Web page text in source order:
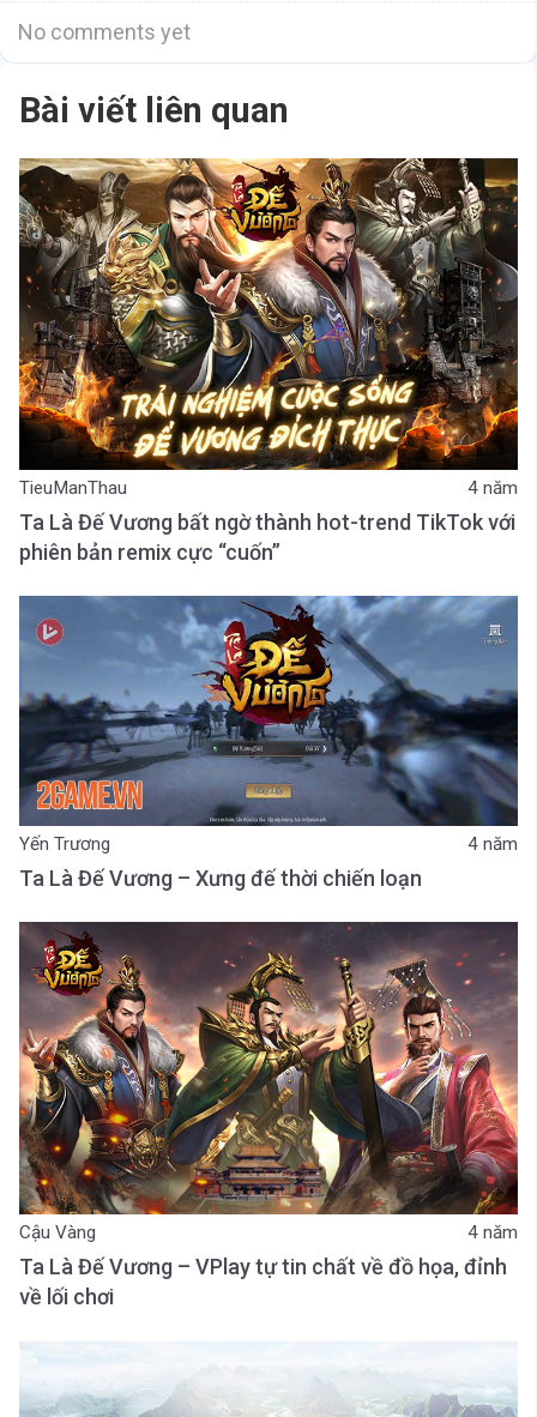
No comments yet
Bài viết liên quan
TieuManThau 4 năm
Ta Là Đế Vương bất ngờ thành hot-trend TikTok với
phiên bản remix cực “cuốn”
Yến Trương 4 năm
Ta Là Đế Vương – Xưng đế thời chiến loạn
Cậu Vàng 4 năm
Ta Là Đế Vương – VPlay tự tin chất về đồ họa, đỉnh
về lối chơi